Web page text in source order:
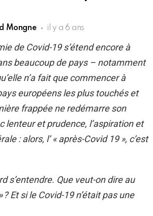
Mongne il y a 6 ans
de Covid-19 s’étend encore à
beaucoup de pays – notamment
n’a fait que commencer à
européens les plus touchés et
frappée ne redémarre son
lenteur et prudence, l’aspiration et
: alors, l’ « après-Covid 19 », c’est
s’entendre. Que veut-on dire au
? Et si le Covid-19 n’était pas une